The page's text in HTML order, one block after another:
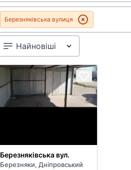
Березняківська вулиця
Березняківська вул.
Березняки, Дніпровський